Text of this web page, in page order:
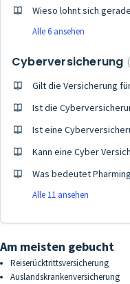
Wieso lohnt sich
Alle 6 ansehen
Cyberversicherung
Gilt die Versicherung
Ist die
Ist eine
Kann eine Cyber
Was bedeutet
Alle 11 ansehen
Am meisten gebucht
Reiserücktrittsversicherung
Auslandskrankenversicherung